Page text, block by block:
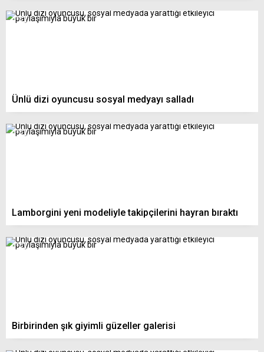
Ünlü dizi oyuncusu sosyal medyayı salladı
Lamborgini yeni modeliyle takipçilerini hayran bıraktı
Birbirinden şık giyimli güzeller galerisi